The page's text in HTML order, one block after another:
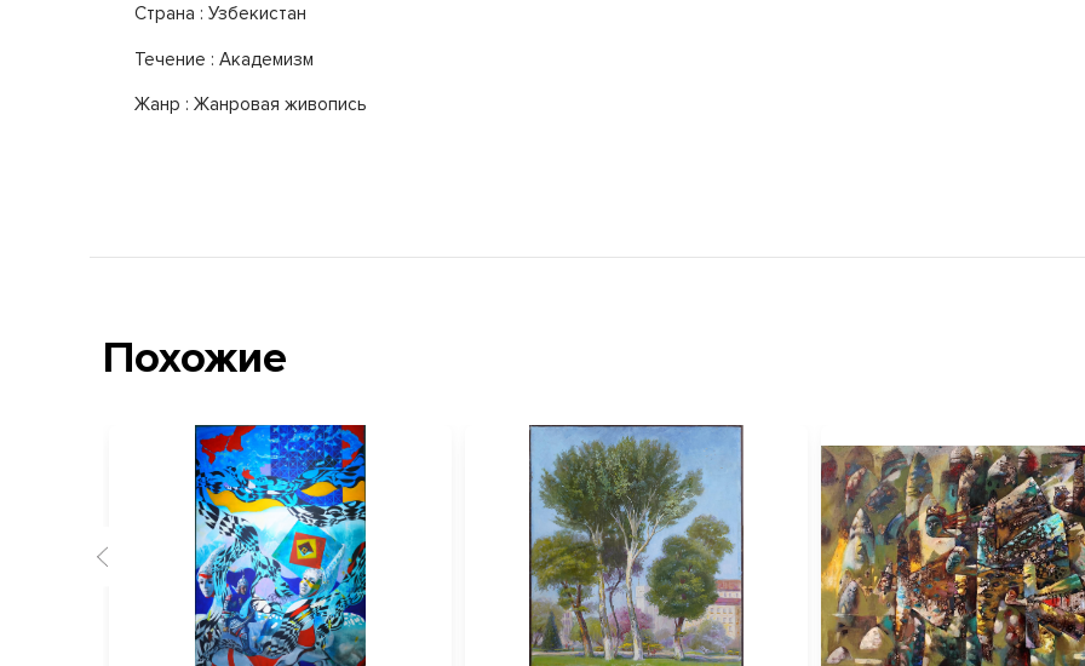
Страна : Узбекистан
Течение : Академизм
Жанр : Жанровая живопись
Похожие